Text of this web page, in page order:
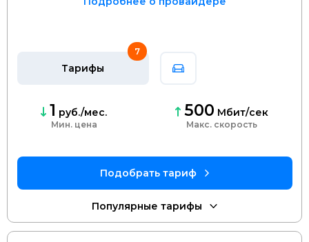
Тарифы
7
1 руб./мес.
Мин. цена
500 Мбит/сек
скорость